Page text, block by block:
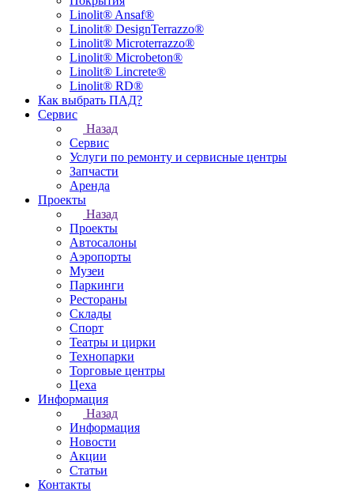
Linolit® Ansaf®
Linolit® DesignTerrazzo®
Linolit® Microterrazzo®
Linolit® Microbeton®
Linolit® Lincrete®
Linolit® RD®
Как выбрать ПАД?
Сервис
Назад
Сервис
Услуги по ремонту и сервисные центры
Запчасти
Аренда
Проекты
Назад
Проекты
Автосалоны
Аэропорты
Музеи
Паркинги
Рестораны
Склады
Спорт
Театры и цирки
Технопарки
Торговые центры
Цеха
Информация
Назад
Информация
Новости
Акции
Статьи
Контакты